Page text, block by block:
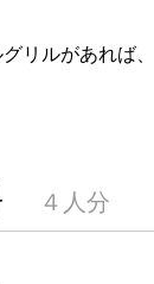
リルがあれば
４人分